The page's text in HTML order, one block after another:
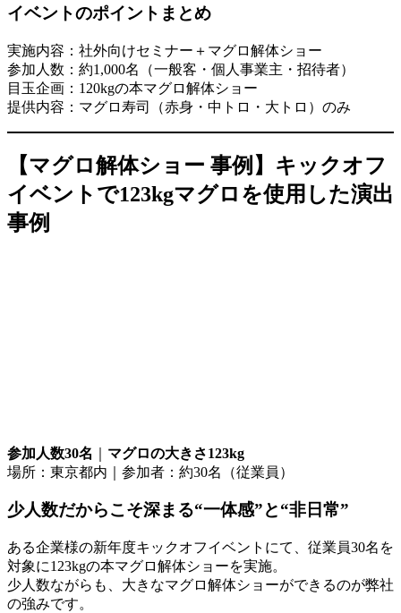
イベントのポイントまとめ
実施内容：社外向けセミナー＋マグロ解体ショー
参加人数：約1,000名（一般客・個人事業主・招待者）
目玉企画：120kgの本マグロ解体ショー
提供内容：マグロ寿司（赤身・中トロ・大トロ）のみ
【マグロ解体ショー 事例】キックオフ
イベントで123kgマグロを使用した演出
事例
参加人数30名
マグロの大きさ123kg
場所：東京都内｜参加者：約30名（従業員）
少人数だからこそ深まる“一体感”と“非日常”
ある企業様の新年度キックオフイベントにて、従業員30名を
対象に123kgの本マグロ解体ショーを実施。
少人数ながらも、大きなマグロ解体ショーができるのが弊社
の強みです。